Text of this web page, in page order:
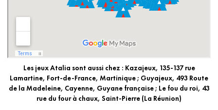
Les jeux Atalia sont aussi chez : Kazajeux, 135-137 rue
Lamartine, Fort-de-France, Martinique ; Guyajeux, 493 Route
de la Madeleine, Cayenne, Guyane française ; Le fou du roi, 43
rue du four à chaux, Saint-Pierre (La Réunion)